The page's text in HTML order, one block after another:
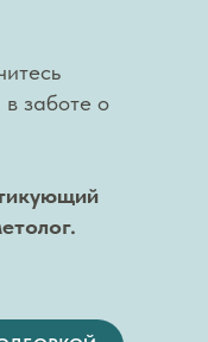
заботе о